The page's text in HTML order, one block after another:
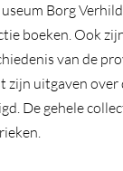
Borg
boeken. Ook
van de
zijn uitgaven
De gehele